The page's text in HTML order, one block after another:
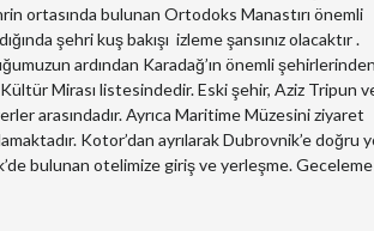
ortasında bulunan Ortodoks Manastırı önemli
şehri kuş bakışı izleme şansınız olacaktır .
ardından Karadağ’ın önemli
Mirası listesindedir. Eski şehir, Aziz Tripun
arasındadır. Ayrıca Maritime Müzesini ziyaret
Kotor’dan ayrılarak Dubrovnik’e doğru
bulunan otelimize giriş ve yerleşme. Geceleme